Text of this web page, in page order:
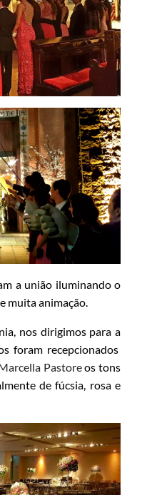
a união iluminando o
muita animação.
nos dirigimos para a
foram recepcionados
Pastoreos tons
de fúcsia, rosa e